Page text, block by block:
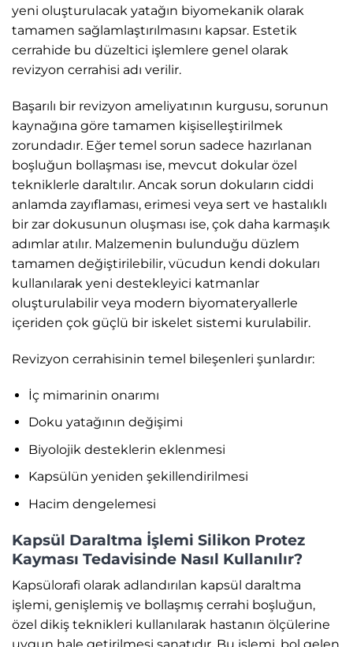
yeni oluşturulacak yatağın biyomekanik olarak
tamamen sağlamlaştırılmasını kapsar. Estetik
cerrahide bu düzeltici işlemlere genel olarak
revizyon cerrahisi adı verilir.
Başarılı bir revizyon ameliyatının kurgusu, sorunun
kaynağına göre tamamen kişiselleştirilmek
zorundadır. Eğer temel sorun sadece hazırlanan
boşluğun bollaşması ise, mevcut dokular özel
tekniklerle daraltılır. Ancak sorun dokuların ciddi
anlamda zayıflaması, erimesi veya sert ve hastalıklı
bir zar dokusunun oluşması ise, çok daha karmaşık
adımlar atılır. Malzemenin bulunduğu düzlem
tamamen değiştirilebilir, vücudun kendi dokuları
kullanılarak yeni destekleyici katmanlar
oluşturulabilir veya modern biyomateryallerle
içeriden çok güçlü bir iskelet sistemi kurulabilir.
Revizyon cerrahisinin temel bileşenleri şunlardır:
İç mimarinin onarımı
Doku yatağının değişimi
Biyolojik desteklerin eklenmesi
Kapsülün yeniden şekillendirilmesi
Hacim dengelemesi
Kapsül Daraltma İşlemi Silikon Protez
Kayması Tedavisinde Nasıl Kullanılır?
Kapsülorafi olarak adlandırılan kapsül daraltma
işlemi, genişlemiş ve bollaşmış cerrahi boşluğun,
özel dikiş teknikleri kullanılarak hastanın ölçülerine